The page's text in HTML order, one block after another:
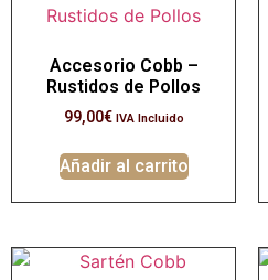
Accesorio Cobb –
Rustidos de Pollos
99,00€ IVA Incluido
Añadir al carrito